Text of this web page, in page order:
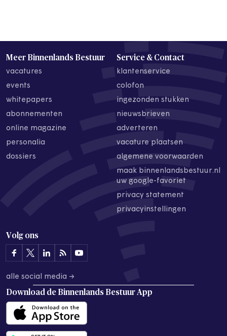
Meer Binnenlands Bestuur
vacatures
events
whitepapers
abonnementen
online magazine
personalia
dossiers
Service & Contact
klantenservice
colofon
ingezonden stukken
nieuwsbrieven
adverteren
vacature plaatsen
algemene voorwaarden
maak binnenlandsbestuur.nl
uw google-favoriet
privacy statement
privacyinstellingen
Volg ons
alle social media →
Download de Binnenlands Bestuur App